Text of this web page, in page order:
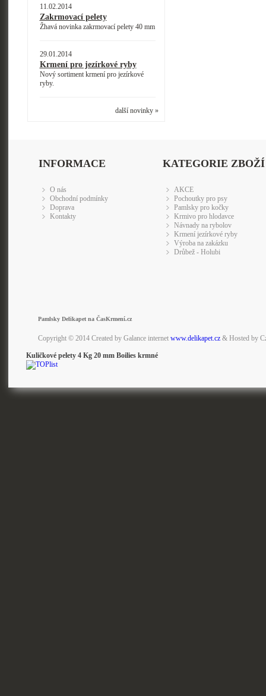
11.02.2014
Zakrmovací pelety
Žhavá novinka zakrmovací pelety 40 mm
29.01.2014
Krmení pro jezírkové ryby
Nový sortiment krmení pro jezírkové
ryby.
další novinky »
INFORMACE
O nás
Obchodní podmínky
Doprava
Kontakty
KATEGORIE ZBOŽÍ
AKCE
Pochoutky pro psy
Pamlsky pro kočky
Krmivo pro hlodavce
Návnady na rybolov
Krmení jezírkové ryby
Výroba na zakázku
Drůbež - Holubi
Pamlsky Delikapet na ČasKrmení.cz
Copyright © 2014 Created by Galance internet www.delikapet.cz& Hosted by
Kuličkové pelety 4 Kg 20 mm Boilies krmné